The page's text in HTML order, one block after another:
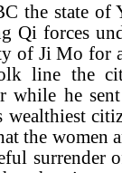
the state of
Qi forces
of Ji Mo for
line the
while he
wealthiest
the women
surrender